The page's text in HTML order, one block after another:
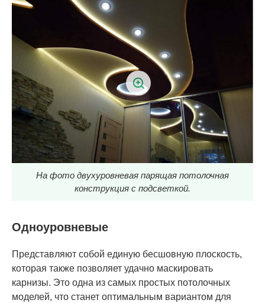
На фото двухуровневая парящая потолочная
конструкция с подсветкой.
Одноуровневые
Представляют собой единую бесшовную плоскость,
которая также позволяет удачно маскировать
карнизы. Это одна из самых простых потолочных
моделей, что станет оптимальным вариантом для